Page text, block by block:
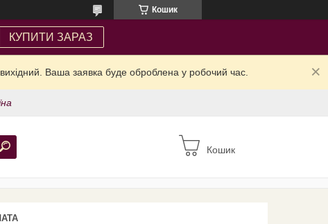
Кошик
КУПИТИ ЗАРАЗ
Ваша заявка буде оброблена у робочий час.
Кошик